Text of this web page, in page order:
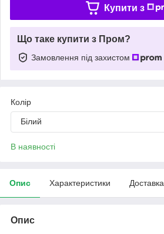
Купити з
Що таке купити з Пром?
Замовлення під захистом
Колір
Білий
В наявності
Опис Характеристики Доставка
Опис